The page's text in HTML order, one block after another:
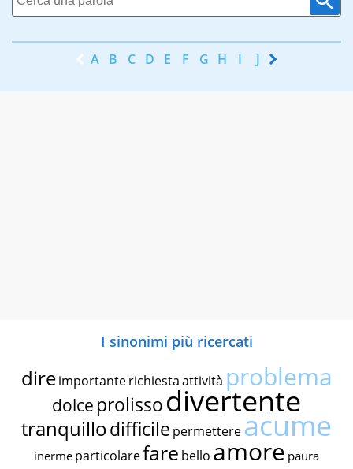
A B C D E F G H I J K
I sinonimi più ricercati
dire importante richiestaattività problema
dolce prolissodivertente
tranquillodifficile permettereacume
inerme particolarefare bello amore paura